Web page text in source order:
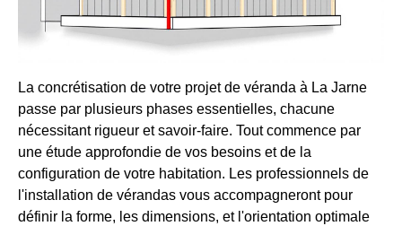
La concrétisation de votre projet de véranda à La Jarne
passe par plusieurs phases essentielles, chacune
nécessitant rigueur et savoir-faire. Tout commence par
une étude approfondie de vos besoins et de la
configuration de votre habitation. Les professionnels de
l'installation de vérandas vous accompagneront pour
définir la forme, les dimensions, et l'orientation optimale